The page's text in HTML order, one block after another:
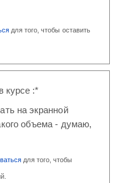
для того, чтобы оставить
курсе :*
на экранной
объема - думаю,
для того, чтобы